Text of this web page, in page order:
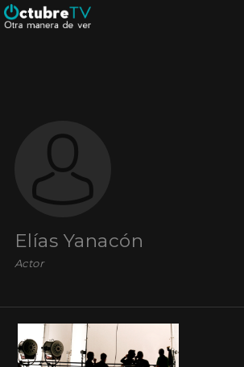
Elías Yanacón
Actor